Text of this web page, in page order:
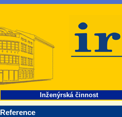
Inženýrská činnost
Reference